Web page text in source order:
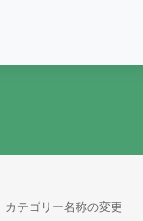
カテゴリー名称の変更